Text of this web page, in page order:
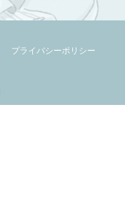
プライバシーポリシー